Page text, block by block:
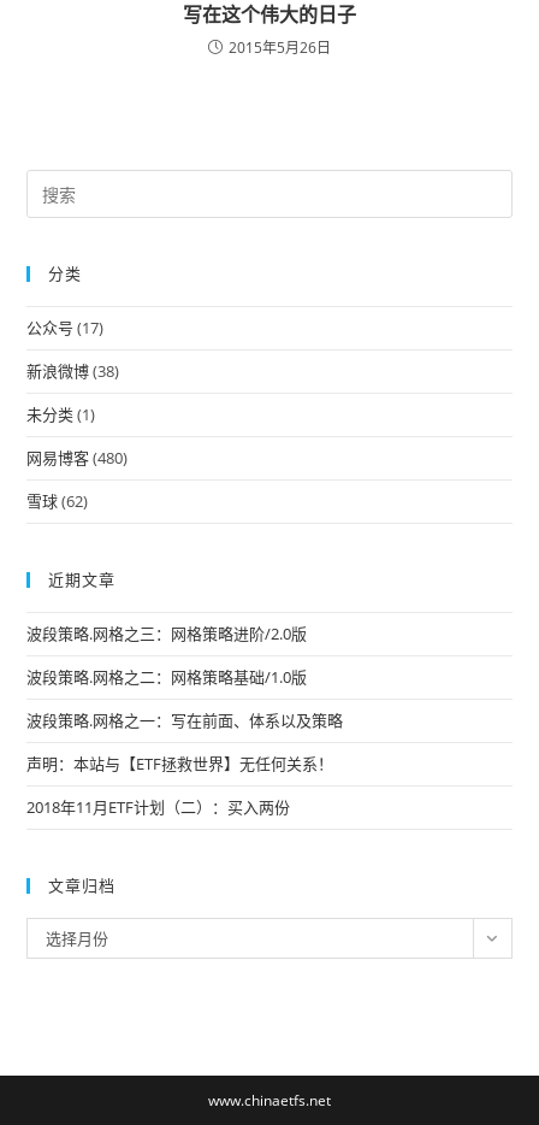
写在这个伟大的日子
2015年5月26日
分类
公众号 (17)
新浪微博(38)
未分类(1)
网易博客(480)
雪球(62)
近期文章
波段策略.网格之三：网格策略进阶/2.0版
波段策略.网格之二：网格策略基础/1.0版
波段策略.网格之一：写在前面、体系以及策略
声明：本站与【ETF拯救世界】无任何关系！
2018年11月ETF计划（二）：买入两份
文章归档
章
选择月份
www.chinaetfs.net